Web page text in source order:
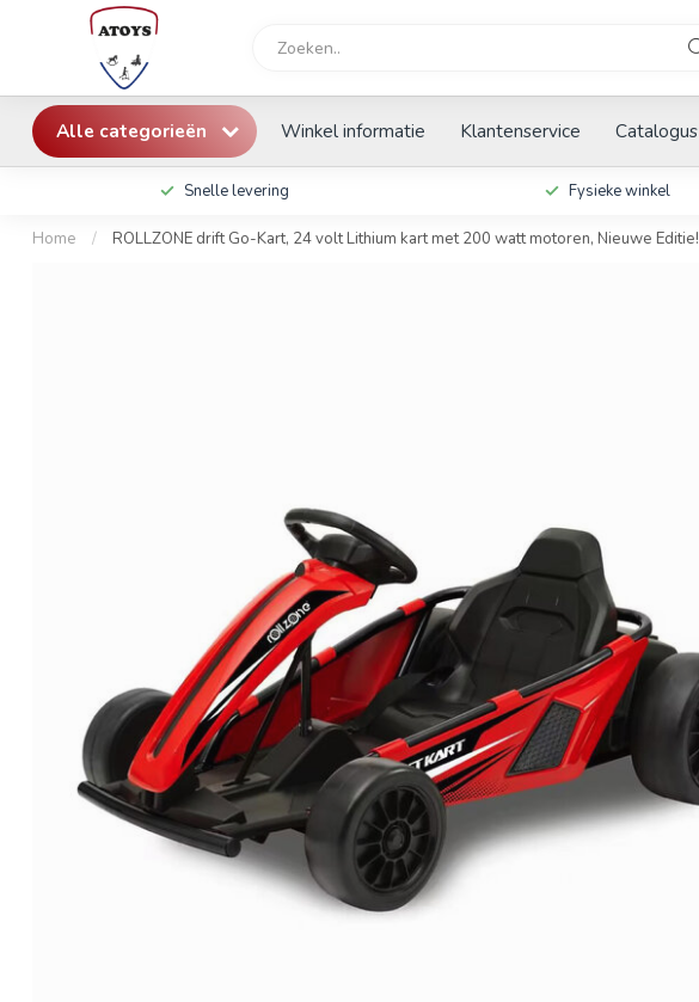
Alle categorieën Winkel informatie Klantenservice Catalogus
Snelle levering Fysieke winkel
Home / ROLLZONE drift Go-Kart, 24 volt Lithium kart met 200 watt motoren, Nieuwe Editie!